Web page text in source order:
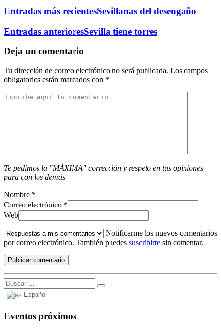
Entradas más recientesSevillanas del desengaño
Entradas anterioresSevilla tiene torres
Deja un comentario
Tu dirección de correo electrónico no será publicada. Los campos
obligatorios están marcados con *
Te pedimos la "MÁXIMA" corrección y respeto en tus opiniones
para con los demás
Nombre *
Correo electrónico *
Web
Notificarme los nuevos comentarios
por correo electrónico. También puedes suscribirte sin comentar.
Español
Eventos próximos